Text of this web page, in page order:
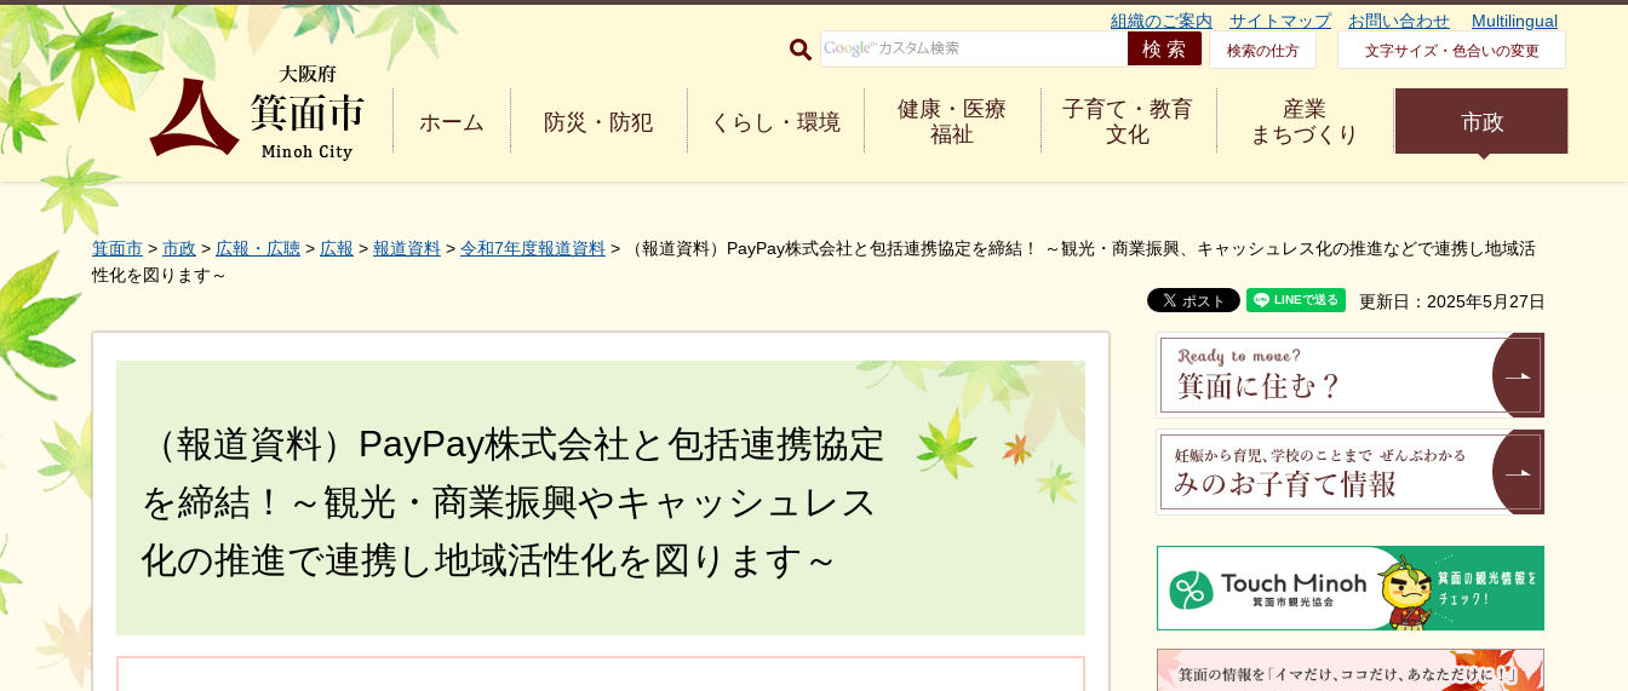
大阪府箕面市 Minoh City
組織のご案内 サイトマップ お問い合わせ Multilingual
検索の仕方 文字サイズ・色合いの変更
ホーム 防災・防犯 くらし・環境
健康・医療
福祉
子育て・教育
文化
産業
まちづくり
市政
箕面市 > 市政 > 広報・広聴 > 広報 > 報道資料 > 令和7年度報道資料 > （報道資料）PayPay株式会社と包括連携協定を締結！ ～観光・商業振興、キャッシュレス化の推進などで連携し地域活
性化を図ります～
更新日：2025年5月27日
（報道資料）PayPay株式会社と包括連携協定
を締結！～観光・商業振興やキャッシュレス
化の推進で連携し地域活性化を図ります～